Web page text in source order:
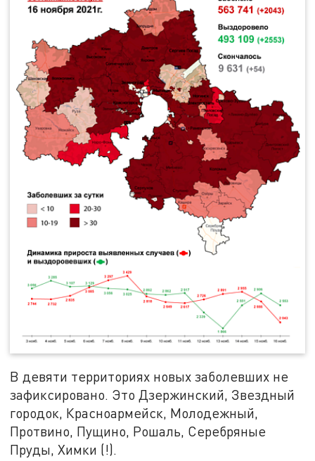
В девяти территориях новых заболевших не
зафиксировано. Это Дзержинский, Звездный
городок, Красноармейск, Молодежный,
Протвино, Пущино, Рошаль, Серебряные
Пруды, Химки (!).